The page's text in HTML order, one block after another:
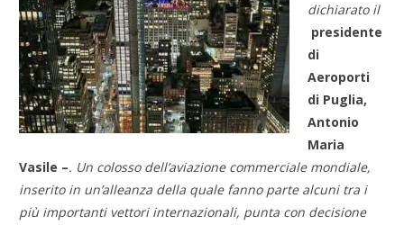
dichiarato il
presidente
di
Aeroporti
di Puglia,
Antonio
Maria
Vasile –. Un colosso dell’aviazione commerciale mondiale,
inserito in un’alleanza della quale fanno parte alcuni tra i
più importanti vettori internazionali, punta con decisione